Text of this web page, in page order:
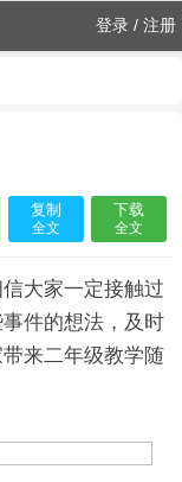
登录 / 注册
复制
全文
下载
全文
大家一定接触过
件的想法，及时
来二年级教学随